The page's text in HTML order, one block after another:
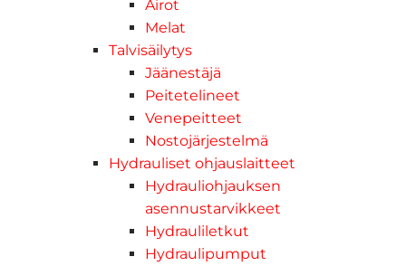
Airot
Melat
Talvisäilytys
Jäänestäjä
Peitetelineet
Venepeitteet
Nostojärjestelmä
Hydrauliset ohjauslaitteet
Hydrauliohjauksen
asennustarvikkeet
Hydrauliletkut
Hydraulipumput